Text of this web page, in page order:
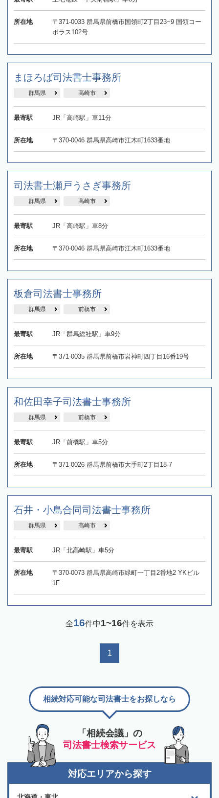
所在地
〒371-0033 群馬県前橋市国領町2丁目23−9 国領コー
ポラス102号
まほろば司法書士事務所
群馬県 高崎市
最寄駅 JR「高崎駅」車11分
所在地 〒370-0046 群馬県高崎市江木町1633番地
司法書士瀬戸うさぎ事務所
群馬県 高崎市
最寄駅 JR「高崎駅」車8分
所在地 〒370-0046 群馬県高崎市江木町1633番地
板倉司法書士事務所
群馬県 前橋市
最寄駅 JR「群馬総社駅」車9分
所在地 〒371-0035 群馬県前橋市岩神町四丁目16番19号
和佐田幸子司法書士事務所
群馬県 前橋市
最寄駅 JR「前橋駅」車5分
所在地 〒371-0026 群馬県前橋市大手町2丁目18-7
石井・小島合同司法書士事務所
群馬県 高崎市
最寄駅 JR「北高崎駅」車5分
所在地
〒370-0073 群馬県高崎市緑町一丁目2番地2 YKビル
1F
全16件中1~16件を表示
1
「相続会議」の
司法書士検索サービス
相続対応可能な司法書士をお探しなら
対応エリアから探す